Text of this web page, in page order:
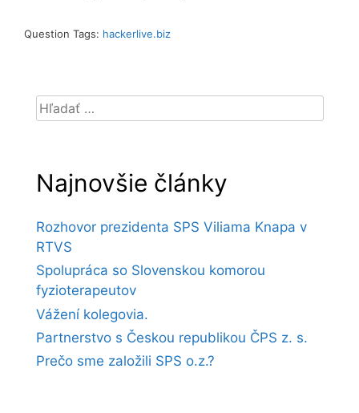
Question Tags: hackerlive.biz
Hľadať:
Najnovšie články
Rozhovor prezidenta SPS Viliama Knapa v
RTVS
Spolupráca so Slovenskou komorou
fyzioterapeutov
Vážení kolegovia.
Partnerstvo s Českou republikou ČPS z. s.
Prečo sme založili SPS o.z.?